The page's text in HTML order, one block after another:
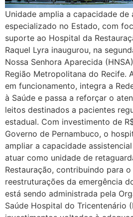
Unidade amplia a capacidade de
especializado no Estado, com
suporte ao Hospital da
Raquel Lyra inaugurou, na
Nossa Senhora Aparecida
Região Metropolitana do Recife.
em funcionamento, integra a
à Saúde e passa a reforçar o
leitos destinados a pacientes
estadual. Com investimento de
Governo de Pernambuco, o
ampliar a capacidade
atuar como unidade de
Restauração, contribuindo para
reestruturações da emergência
está sendo administrada pela
Saúde Hospital do Tricentenário